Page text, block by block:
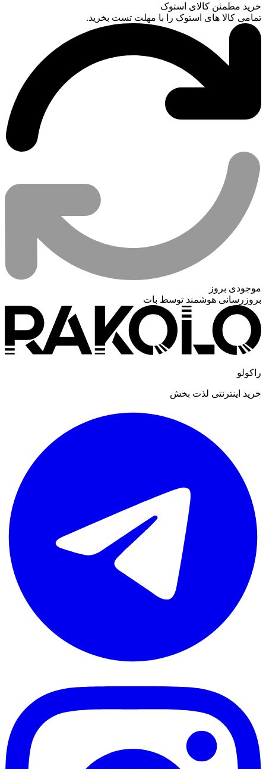
خرید مطمئن کالای استوک
تمامی کالا های استوک را با مهلت تست بخرید.
موجودی بروز
بروزرسانی هوشمند توسط بات
راکولو
خرید اینترنتی لذت بخش